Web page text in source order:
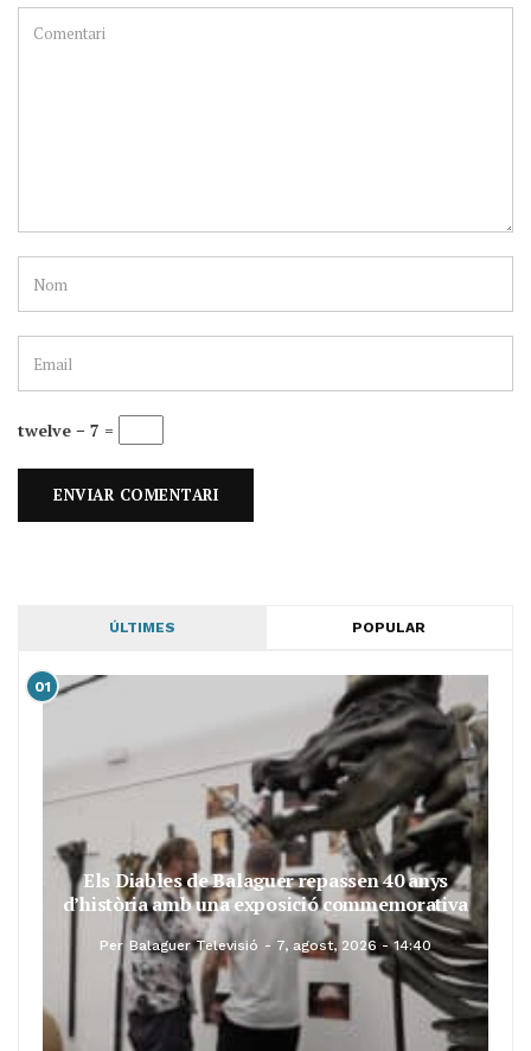
twelve − 7 =
ÚLTIMES POPULAR
01
Els Diables de Balaguer repassen 40 anys
d’història amb una exposició commemorativa
Per Balaguer Televisió 7, agost, 2026 - 14:40